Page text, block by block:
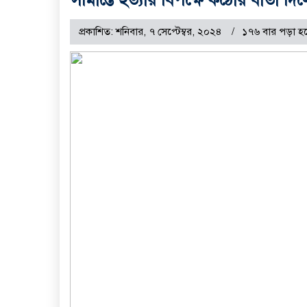
প্রকাশিত: শনিবার, ৭ সেপ্টেম্বর, ২০২৪ ১৭৬ বার পড়া